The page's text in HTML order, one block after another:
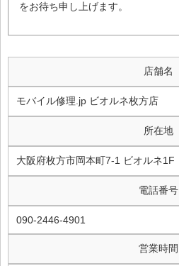
をお待ち申し上げます。
店舗名
モバイル修理.jp ビオルネ枚方店
所在地
大阪府枚方市岡本町7-1 ビオルネ1F
電話番号
090-2446-4901
営業時間